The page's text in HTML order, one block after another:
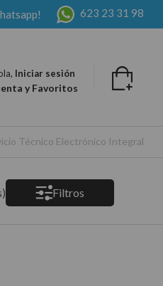
623 23 31 98
Iniciar sesión
y Favoritos
Técnico Electrónico Integral
Filtros